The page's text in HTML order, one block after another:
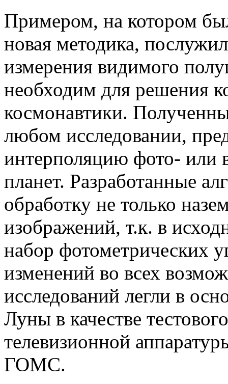
Примером, на котором
новая методика,
измерения видимого
необходим для решения
космонавтики.
любом исследовании,
интерполяцию фото- или
планет. Разработанные
обработку не только
изображений, т.к. в
набор фотометрических
изменений во всех
исследований легли в
Луны в качестве
телевизионной
ГОМС.